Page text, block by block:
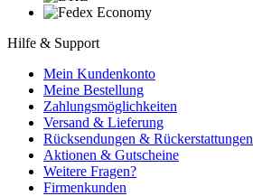
Hilfe & Support
Mein Kundenkonto
Meine Bestellung
Zahlungsmöglichkeiten
Versand & Lieferung
Rücksendungen & Rückerstattungen
Aktionen & Gutscheine
Weitere Fragen?
Firmenkunden